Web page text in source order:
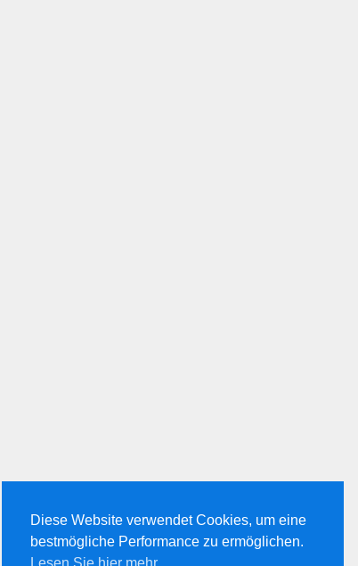
Diese Website verwendet Cookies, um eine
bestmögliche Performance zu ermöglichen.